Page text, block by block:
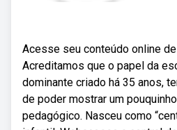
Acesse seu conteúdo online
Acreditamos que o papel da
dominante criado há 35 anos,
de poder mostrar um
pedagógico. Nasceu como